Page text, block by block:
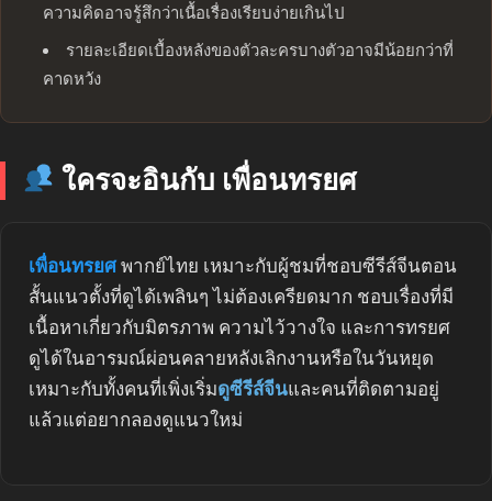
ความคิดอาจรู้สึกว่าเนื้อเรื่องเรียบง่ายเกินไป
รายละเอียดเบื้องหลังของตัวละครบางตัวอาจมีน้อยกว่าที่
คาดหวัง
ใครจะอินกับ เพื่อนทรยศ
เพื่อนทรยศ พากย์ไทย เหมาะกับผู้ชมที่ชอบซีรีส์จีนตอน
สั้นแนวตั้งที่ดูได้เพลินๆ ไม่ต้องเครียดมาก ชอบเรื่องที่มี
เนื้อหาเกี่ยวกับมิตรภาพ ความไว้วางใจ และการทรยศ
ดูได้ในอารมณ์ผ่อนคลายหลังเลิกงานหรือในวันหยุด
เหมาะกับทั้งคนที่เพิ่งเริ่มดูซีรีส์จีนและคนที่ติดตามอยู่
แล้วแต่อยากลองดูแนวใหม่